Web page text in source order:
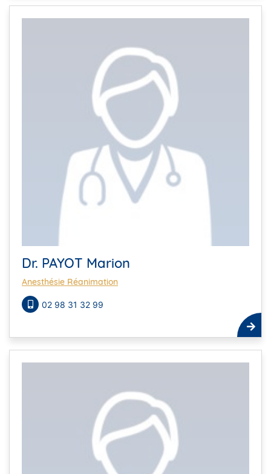
Dr. PAYOT Marion
Anesthésie Réanimation
02 98 31 32 99